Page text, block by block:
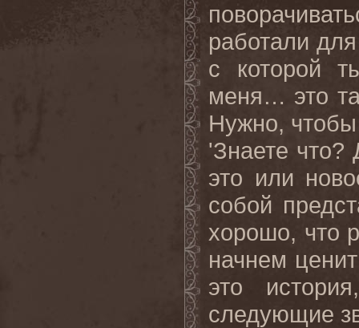
работали
с которой
меня… это
Нужно,
'Знаете что?
это или
собой
хорошо, что
начнем
это
следующие